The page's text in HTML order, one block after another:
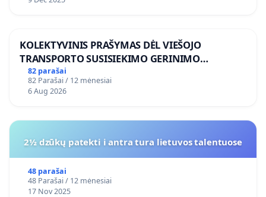
KOLEKTYVINIS PRAŠYMAS DĖL VIEŠOJO
TRANSPORTO SUSISIEKIMO GERINIMO
VOSYLIUKŲ KAIME
82 parašai
82 Parašai / 12 mėnesiai
6 Aug 2026
2½ dzūkų patekti i antra tura lietuvos talentuose
48 parašai
48 Parašai / 12 mėnesiai
17 Nov 2025